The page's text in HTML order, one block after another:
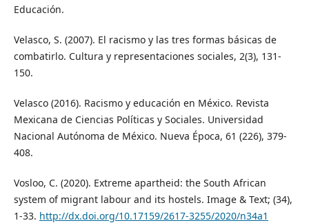
Educación.
Velasco, S. (2007). El racismo y las tres formas básicas de
combatirlo. Cultura y representaciones sociales, 2(3), 131-
150.
Velasco (2016). Racismo y educación en México. Revista
Mexicana de Ciencias Políticas y Sociales. Universidad
Nacional Autónoma de México. Nueva Época, 61 (226), 379-
408.
Vosloo, C. (2020). Extreme apartheid: the South African
system of migrant labour and its hostels. Image & Text; (34),
1-33. http://dx.doi.org/10.17159/2617-3255/2020/n34a1